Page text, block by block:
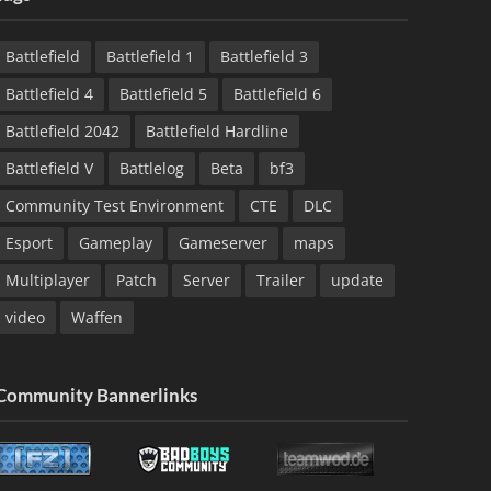
Battlefield Battlefield 1
Battlefield 3
Battlefield 4
Battlefield 5
Battlefield 6
Battlefield 2042
Battlefield Hardline
Battlefield V
Battlelog Beta
bf3
Community Test Environment
CTE
DLC
Esport
Gameplay Gameserver
maps
Multiplayer
Patch Server Trailer
update
video
Waffen
Bannerlinks